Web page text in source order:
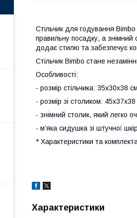
Стільчик для годування
правильну посадку, а
додає стилю та забезпечує
Стільчик Bimbo стане
Особливості:
- розмір стільчика: 35х30х38
- розмір зі столиком:
- знімний столик, який легко
- м’яка сидушка зі штучної
* Характеристики та
Характеристики